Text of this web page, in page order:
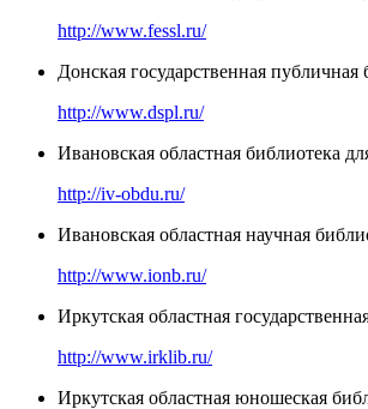
http://www.fessl.ru/
Донская государственная публичная
http://www.dspl.ru/
Ивановская областная библиотека
http://iv-obdu.ru/
Ивановская областная научная
http://www.ionb.ru/
Иркутская областная
http://www.irklib.ru/
Иркутская областная юношеская